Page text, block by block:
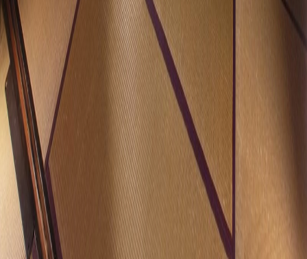
い」をコンセプトに、多彩な和紙のある豊かな生活をご提案
しております。 美しく、楽しく、便利に、そして心を伝え
るものとして、伝統と革新が織りなす和紙の新たな魅力を国
内、海外に発信しています。 空間や用途、ご予算に応じ
て、既製品もしくはオーダーメイドにてご希望に副った和紙
をご提案いたします。
メーカーページへ
ホーム
家具を探す
アート・写真・ポスター
朱雀 第11集
衝立絵
TECTURE is Database for all architects.